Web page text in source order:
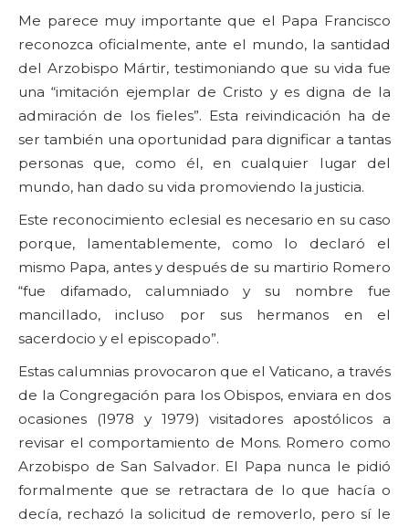
Me parece muy importante que el Papa Francisco
reconozca oficialmente, ante el mundo, la santidad
del Arzobispo Mártir, testimoniando que su vida fue
una “imitación ejemplar de Cristo y es digna de la
admiración de los fieles”. Esta reivindicación ha de
ser también una oportunidad para dignificar a tantas
personas que, como él, en cualquier lugar del
mundo, han dado su vida promoviendo la justicia.
Este reconocimiento eclesial es necesario en su caso
porque, lamentablemente, como lo declaró el
mismo Papa, antes y después de su martirio Romero
“fue difamado, calumniado y su nombre fue
mancillado, incluso por sus hermanos en el
sacerdocio y el episcopado”.
Estas calumnias provocaron que el Vaticano, a través
de la Congregación para los Obispos, enviara en dos
ocasiones (1978 y 1979) visitadores apostólicos a
revisar el comportamiento de Mons. Romero como
Arzobispo de San Salvador. El Papa nunca le pidió
formalmente que se retractara de lo que hacía o
decía, rechazó la solicitud de removerlo, pero sí le